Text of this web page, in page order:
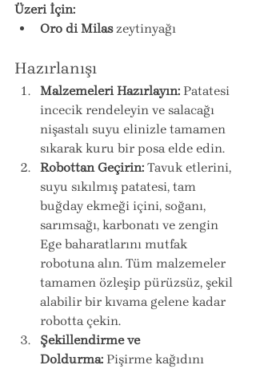
Üzeri İçin:
Oro di Milas zeytinyağı
Hazırlanışı
Malzemeleri Hazırlayın: Patatesi
incecik rendeleyin ve salacağı
nişastalı suyu elinizle tamamen
sıkarak kuru bir posa elde edin.
Robottan Geçirin: Tavuk etlerini,
suyu sıkılmış patatesi, tam
buğday ekmeği içini, soğanı,
sarımsağı, karbonatı ve zengin
Ege baharatlarını mutfak
robotuna alın. Tüm malzemeler
tamamen özleşip pürüzsüz, şekil
alabilir bir kıvama gelene kadar
robotta çekin.
Şekillendirme ve
Doldurma: Pişirme kağıdını